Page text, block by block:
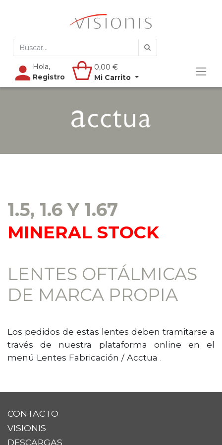
Hola,
Registro
0,00 €
Mi Carrito
1.5, 1.6 Y 1.67
MINERAL STOCK
LENTES OFTÁLMICAS
DE MARCA PROPIA
Los pedidos de estas lentes deben tramitarse a
través de nuestra plataforma online en el
menú Lentes Fabricación / Acctua .
CONTACTO
VISIONIS
DESCARGAS